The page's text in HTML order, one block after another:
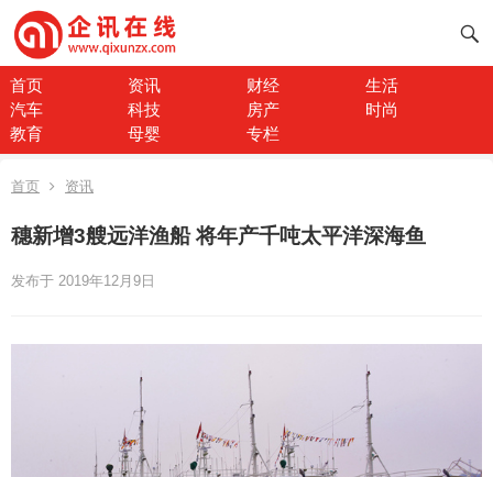
首页 资讯 财经
生活
汽车
科技 房产
时尚
教育
母婴 专栏
首页 资讯
穗新增3艘远洋渔船 将年产千吨太平洋深海鱼
发布于 2019年12月9日